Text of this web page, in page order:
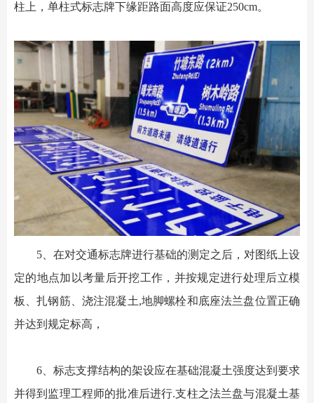
柱上，单柱式标志牌下缘距路面高度应保证250cm。
5、在对交通标志牌进行基础的测定之后，对图纸上设
定的地点加以考量后开挖工作，并按规定进行处理后立模
板、扎钢筋、浇注混凝土,地脚螺栓和底座法兰盘位置正确
并达到规定标高，
6、标志支撑结构的架设应在基础混凝土强度达到要求
并得到监理工程师的批准后进行.支柱之法兰盘与混凝土基